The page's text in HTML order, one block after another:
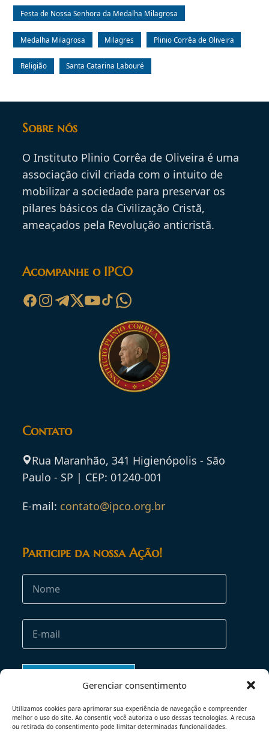
Gerenciar consentimento
Utilizamos cookies para aprimorar sua experiência de navegação e compreender
melhor o uso do site. Ao consentir, você autoriza o uso dessas tecnologias. A recusa
ou retirada do consentimento pode limitar determinadas funcionalidades.
Festa de Nossa Senhora da Medalha Milagrosa
Medalha Milagrosa Milagres Plinio Corrêa de Oliveira
Religião Santa Catarina Labouré
Sobre nós
O Instituto Plinio Corrêa de Oliveira é uma
associação civil criada com o intuito de
mobilizar a sociedade para preservar os
pilares básicos da Civilização Cristã,
ameaçados pela Revolução anticristã.
Acompanhe o IPCO
Contato
Rua Maranhão, 341 Higienópolis - São
Paulo - SP | CEP: 01240-001
E-mail: contato@ipco.org.br
Participe da nossa Ação!